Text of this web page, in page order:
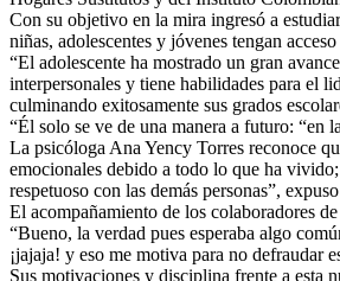
Con su objetivo en la mira ingresó a
niñas, adolescentes y jóvenes tengan
“El adolescente ha mostrado un gran
interpersonales y tiene habilidades para el
culminando exitosamente sus grados
“Él solo se ve de una manera a futuro: “en
La psicóloga Ana Yency Torres reconoce
emocionales debido a todo lo que ha
respetuoso con las demás personas”,
El acompañamiento de los colaboradores
“Bueno, la verdad pues esperaba algo
¡jajaja! y eso me motiva para no defraudar
Sus motivaciones y disciplina frente a esta